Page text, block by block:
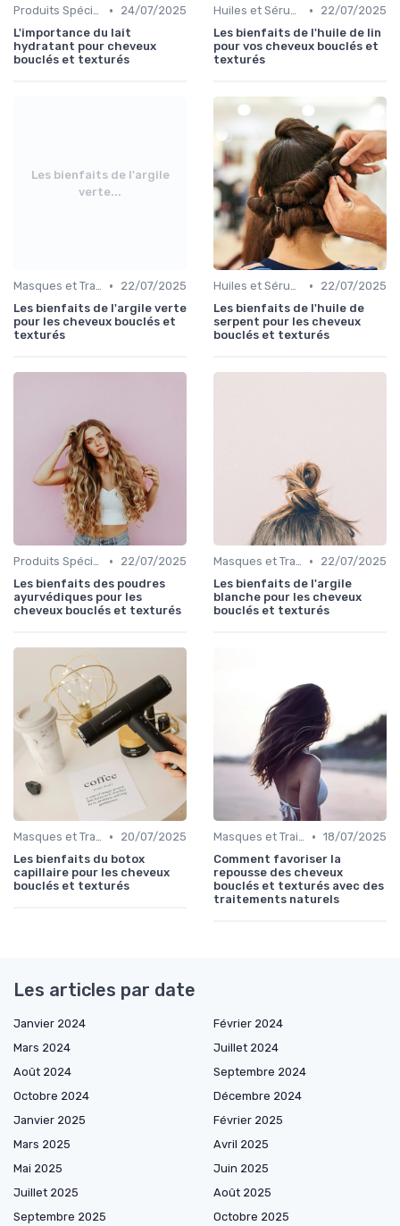
Produits Spécifiques (Anti-Frisottis, Hydratants) •
24/07/2025
L'importance du lait
hydratant pour cheveux
bouclés et texturés
Huiles et Sérums •
22/07/2025
Les bienfaits de l'huile de lin
pour vos cheveux bouclés et
texturés
Les bienfaits de l'argile
verte...
Masques et Traitements en Profondeur •
22/07/2025
Les bienfaits de l'argile verte
pour les cheveux bouclés et
texturés
Huiles et Sérums •
22/07/2025
Les bienfaits de l'huile de
serpent pour les cheveux
bouclés et texturés
Produits Spécifiques (Anti-Frisottis, Hydratants) •
22/07/2025
Les bienfaits des poudres
ayurvédiques pour les
cheveux bouclés et texturés
Masques et Traitements en Profondeur •
22/07/2025
Les bienfaits de l'argile
blanche pour les cheveux
bouclés et texturés
Masques et Traitements en Profondeur •
20/07/2025
Les bienfaits du botox
capillaire pour les cheveux
bouclés et texturés
Masques et Traitements en Profondeur • 18/07/2025
Comment favoriser la
repousse des cheveux
bouclés et texturés avec des
traitements naturels
Les articles par date
Janvier 2024
Février 2024
Mars 2024
Juillet 2024
Août 2024
Septembre 2024
Octobre 2024
Décembre 2024
Janvier 2025
Février 2025
Mars 2025
Avril 2025
Mai 2025
Juin 2025
Juillet 2025
Août 2025
Septembre 2025
Octobre 2025